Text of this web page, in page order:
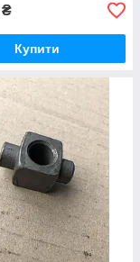
₴
Купити